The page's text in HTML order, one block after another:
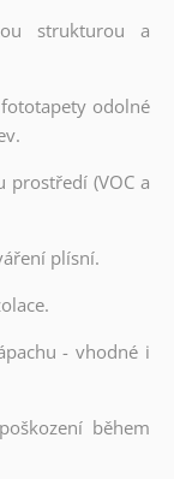
strukturou a
odolné
prostředí (VOC a
plísní.
- vhodné i
během